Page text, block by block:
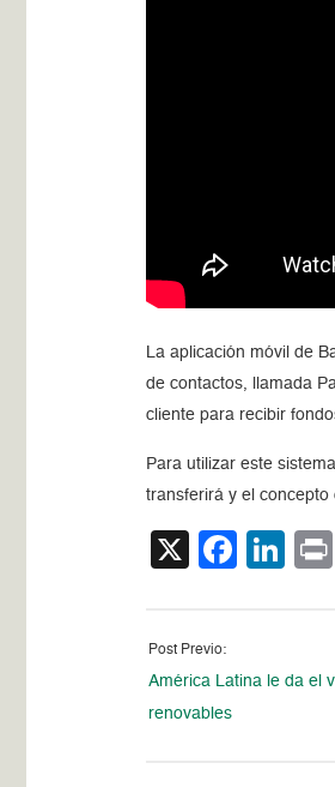
La aplicación móvil de
de contactos, llamada
cliente para recibir
Para utilizar este
transferirá y el concepto
X
Post Previo:
América Latina le da el
renovables